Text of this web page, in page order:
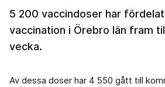
5 200 vaccindoser har
vaccination i Örebro län fram
vecka.
Av dessa doser har 4 550 gått till